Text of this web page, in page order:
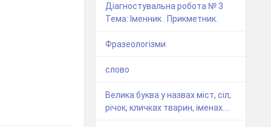
Діагностувальна робота № 3
Тема: Іменник . Прикметник.
Фразеологізми
слово
Велика буква у назвах міст, сіл,
річок, кличках тварин, іменах....